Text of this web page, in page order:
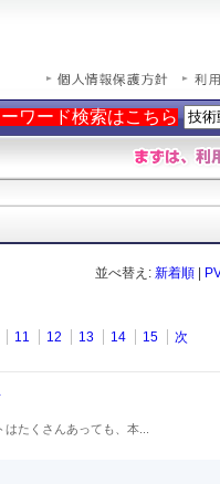
ワード検索はこちら
並べ替え: 新着順
11 12 13 14 15 次
たくさんあっても、本...